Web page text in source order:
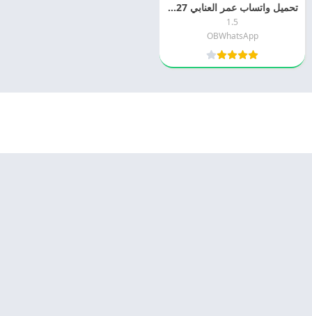
تحميل واتساب عمر العنابي 2027 OBWhatsApp APK للاندرويد مجانا
1.5
OBWhatsApp